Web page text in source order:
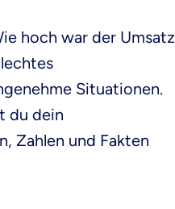
hoch war der Umsatz
Situationen.
du dein
Zahlen und Fakten